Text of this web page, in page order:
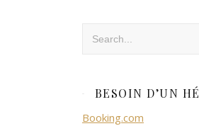
BESOIN D’UN
Booking.com